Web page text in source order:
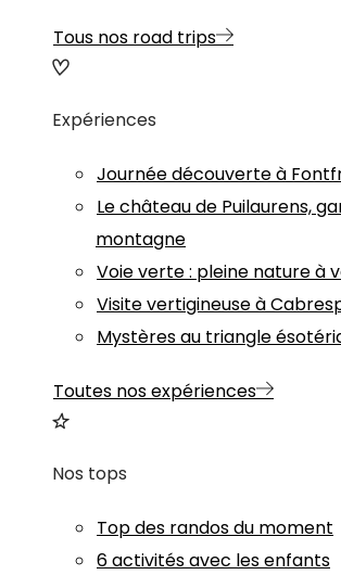
Tous nos road trips
Expériences
Journée découverte à
Le château de Puilaurens,
montagne
Voie verte : pleine nature à
Visite vertigineuse à
Mystères au triangle
Toutes nos expériences
Nos tops
Top des randos du moment
6 activités avec les enfants